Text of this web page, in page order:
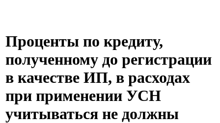
Проценты по кредиту,
полученному до регистрации
в качестве ИП, в расходах
при применении УСН
учитываться не должны